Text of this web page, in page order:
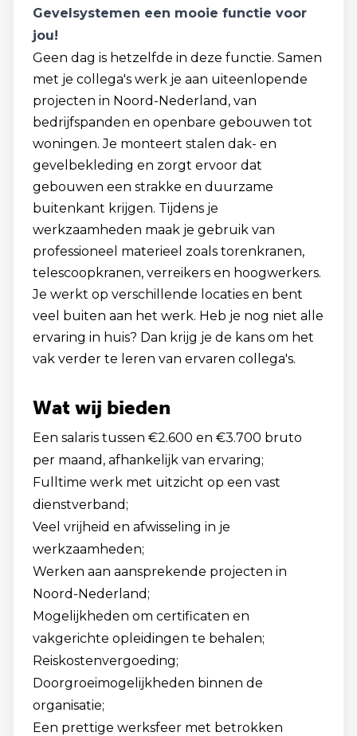
Gevelsystemen een mooie functie voor
jou!
Geen dag is hetzelfde in deze functie. Samen
met je collega's werk je aan uiteenlopende
projecten in Noord-Nederland, van
bedrijfspanden en openbare gebouwen tot
woningen. Je monteert stalen dak- en
gevelbekleding en zorgt ervoor dat
gebouwen een strakke en duurzame
buitenkant krijgen. Tijdens je
werkzaamheden maak je gebruik van
professioneel materieel zoals torenkranen,
telescoopkranen, verreikers en hoogwerkers.
Je werkt op verschillende locaties en bent
veel buiten aan het werk. Heb je nog niet alle
ervaring in huis? Dan krijg je de kans om het
vak verder te leren van ervaren collega's.
Wat wij bieden
Een salaris tussen €2.600 en €3.700 bruto
per maand, afhankelijk van ervaring;
Fulltime werk met uitzicht op een vast
dienstverband;
Veel vrijheid en afwisseling in je
werkzaamheden;
Werken aan aansprekende projecten in
Noord-Nederland;
Mogelijkheden om certificaten en
vakgerichte opleidingen te behalen;
Reiskostenvergoeding;
Doorgroeimogelijkheden binnen de
organisatie;
Een prettige werksfeer met betrokken